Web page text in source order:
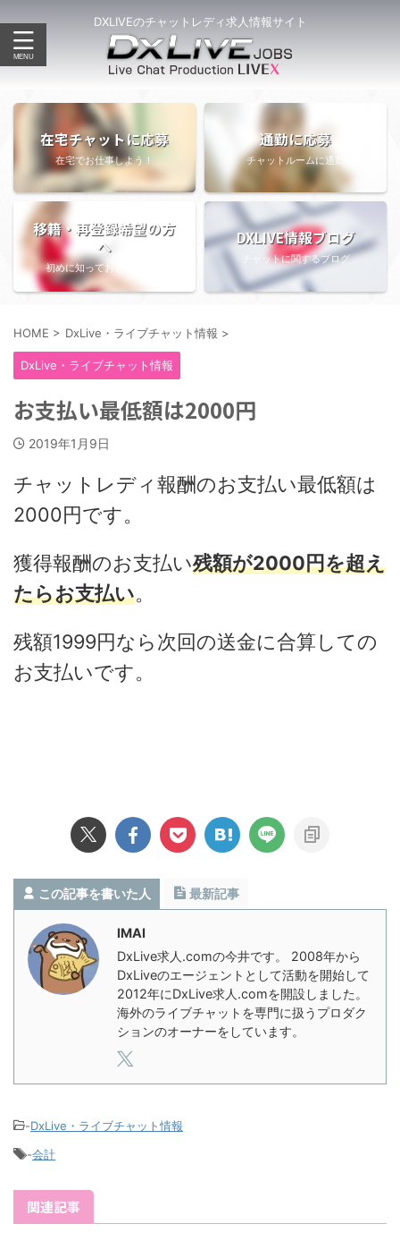
DXLIVEのチャットレディ求人情報サイト
在宅チャットに応募
在宅でお仕事しよう！
通勤に応募
チャットルームに通勤
移籍・再登録希望の方
へ
初めに知っておきたい情報
DXLIVE情報ブログ
チャットに関するブログ
HOME > DxLive・ライブチャット情報 >
DxLive・ライブチャット情報
お支払い最低額は2000円
2019年1月9日
チャットレディ報酬のお支払い最低額は
2000円です。
獲得報酬のお支払い残額が2000円を超え
たらお支払い。
残額1999円なら次回の送金に合算しての
お支払いです。
この記事を書いた人 最新記事
IMAI
DxLive求人.comの今井です。 2008年から
DxLiveのエージェントとして活動を開始して
2012年にDxLive求人.comを開設しました。
海外のライブチャットを専門に扱うプロダク
ションのオーナーをしています。
-DxLive・ライブチャット情報
-会計
関連記事